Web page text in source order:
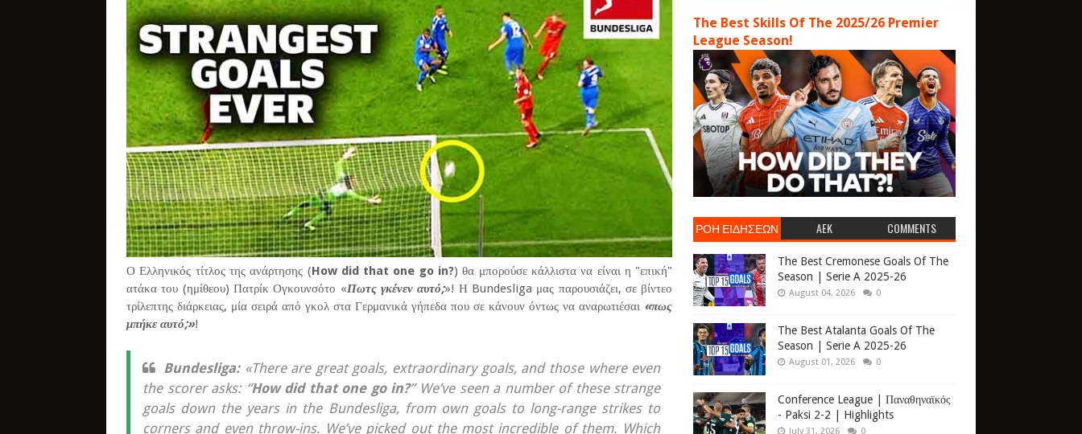
Ο Ελληνικός τίτλος της ανάρτησης (How did that one go in?) θα μπορούσε κάλλιστα να είναι η "επική"
ατάκα του (ημίθεου) Πατρίκ Ογκουνσότο «Πωτς γκένεν αυτό;»! Η Bundesliga μας παρουσιάζει, σε βίντεο
τρίλεπτης διάρκειας, μία σειρά από γκολ στα Γερμανικά γήπεδα που σε κάνουν όντως να αναρωτιέσαι «πως
μπήκε αυτό;»!
Bundesliga:«There are great goals, extraordinary goals, and those where even
the scorer asks: “How did that one go in?” We’ve seen a number of these strange
goals down the years in the Bundesliga, from own goals to long-range strikes to
corners and even throw-ins. We’ve picked out the most incredible of them. Which
The Best Skills Of The 2025/26 Premier
League Season!
ΡΟΗ ΕΙΔΗΣΕΩΝ AEK COMMENTS
The Best Cremonese Goals Of The
Season | Serie A 2025-26
August 04, 2026 0
The Best Atalanta Goals Of The
Season | Serie A 2025-26
August 01, 2026 0
Conference League | Παναθηναϊκός
- Paksi 2-2 | Highlights
July 31, 2026 0